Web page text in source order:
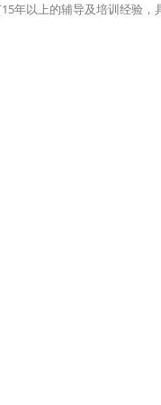
年以上的辅导及培训经验